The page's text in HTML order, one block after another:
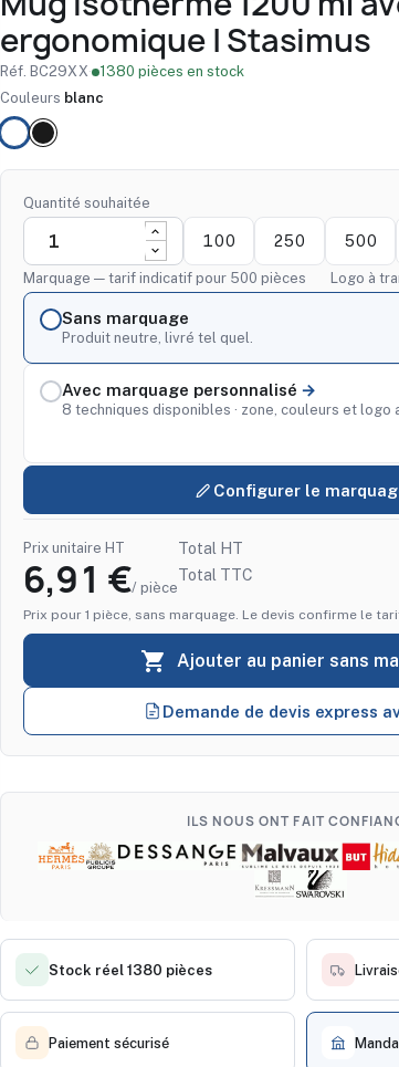
ergonomique | Stasimus
Réf. BC29XX· 1380 pièces en stock
Couleurs blanc
Quantité souhaitée
100 250 500
Marquage — tarif indicatif pour 500 pièces Logo à
Sans marquage
Produit neutre, livré tel quel.
Avec marquage personnalisé
8 techniques disponibles · zone, couleurs et logo
Configurer le
Prix unitaire HT
6,91 €/ pièce
Total HT
Total TTC
Prix pour 1 pièce, sans marquage. Le devis confirme le
 Ajouter au panier sans
Demande de devis express
ILS NOUS ONT FAIT
Stock réel 1380 pièces
Paiement sécurisé